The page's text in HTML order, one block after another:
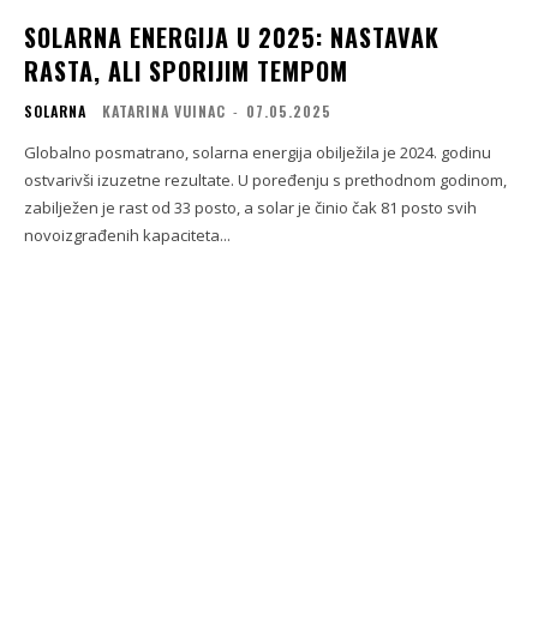
SOLARNA ENERGIJA U 2025: NASTAVAK
RASTA, ALI SPORIJIM TEMPOM
SOLARNA KATARINA VUINAC - 07.05.2025
Globalno posmatrano, solarna energija obilježila je 2024. godinu
ostvarivši izuzetne rezultate. U poređenju s prethodnom godinom,
zabilježen je rast od 33 posto, a solar je činio čak 81 posto svih
novoizgrađenih kapaciteta...